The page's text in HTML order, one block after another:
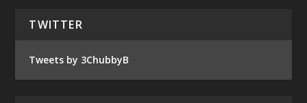
TWITTER
Tweets by 3ChubbyB